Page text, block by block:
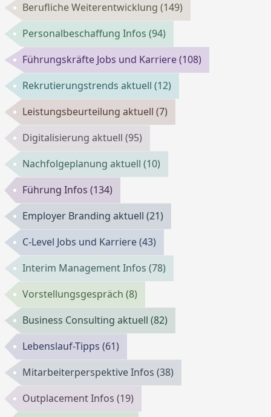
Berufliche Weiterentwicklung(149)
Personalbeschaffung Infos(94)
Führungskräfte Jobs und Karriere(108)
Rekrutierungstrends aktuell(12)
Leistungsbeurteilung aktuell(7)
Digitalisierung aktuell(95)
Nachfolgeplanung aktuell(10)
Führung Infos(134)
Employer Branding aktuell(21)
C-Level Jobs und Karriere(43)
Interim Management Infos(78)
Vorstellungsgespräch(8)
Business Consulting aktuell(82)
Lebenslauf-Tipps(61)
Mitarbeiterperspektive Infos(38)
Outplacement Infos(19)